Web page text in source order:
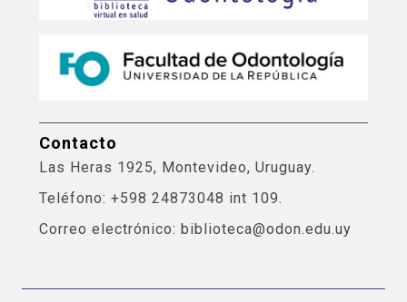
Contacto
Las Heras 1925, Montevideo, Uruguay.
Teléfono: +598 24873048 int 109.
Correo electrónico: biblioteca@odon.edu.uy